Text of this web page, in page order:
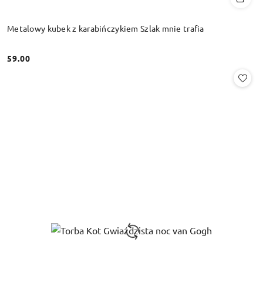
Metalowy kubek z karabińczykiem Szlak mnie trafia
Cena:
59.00